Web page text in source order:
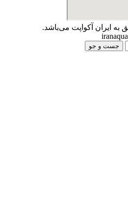
به ایران آکواپت می‌باشد.
جست و جو